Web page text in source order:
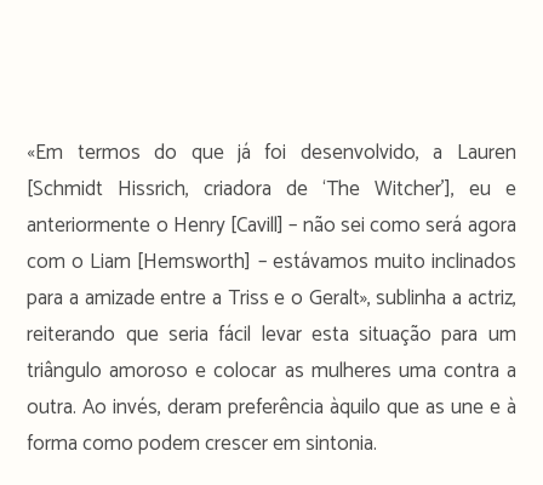
«Em termos do que já foi desenvolvido, a Lauren
[Schmidt Hissrich, criadora de ‘The Witcher’], eu e
anteriormente o Henry [Cavill] – não sei como será agora
com o Liam [Hemsworth] – estávamos muito inclinados
para a amizade entre a Triss e o Geralt», sublinha a actriz,
reiterando que seria fácil levar esta situação para um
triângulo amoroso e colocar as mulheres uma contra a
outra. Ao invés, deram preferência àquilo que as une e à
forma como podem crescer em sintonia.